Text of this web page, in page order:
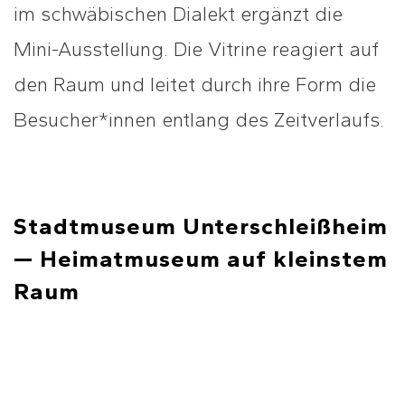
im schwäbischen Dialekt ergänzt die
Mini-Ausstellung. Die Vitrine reagiert auf
den Raum und leitet durch ihre Form die
Besucher*innen entlang des Zeitverlaufs.
Stadtmuseum Unterschleißheim
— Heimatmuseum auf kleinstem
Raum